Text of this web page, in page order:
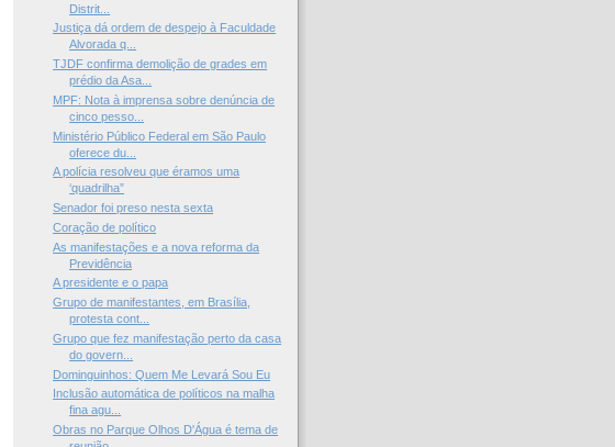
Distrit...
Justiça dá ordem de despejo à Faculdade
Alvorada q...
TJDF confirma demolição de grades em
prédio da Asa...
MPF: Nota à imprensa sobre denúncia de
cinco pesso...
Ministério Público Federal em São Paulo
oferece du...
A polícia resolveu que éramos uma
‘quadrilha”
Senador foi preso nesta sexta
Coração de político
As manifestações e a nova reforma da
Previdência
A presidente e o papa
Grupo de manifestantes, em Brasília,
protesta cont...
Grupo que fez manifestação perto da casa
do govern...
Dominguinhos: Quem Me Levará Sou Eu
Inclusão automática de políticos na malha
fina agu...
Obras no Parque Olhos D'Água é tema de